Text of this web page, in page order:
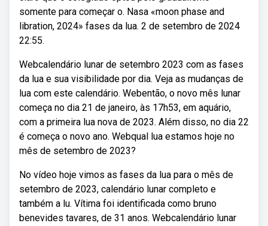
somente para começar o. Nasa «moon phase and
libration, 2024» fases da lua. 2 de setembro de 2024
22:55.
Webcalendário lunar de setembro 2023 com as fases
da lua e sua visibilidade por dia. Veja as mudanças de
lua com este calendário. Webentão, o novo mês lunar
começa no dia 21 de janeiro, às 17h53, em aquário,
com a primeira lua nova de 2023. Além disso, no dia 22
é começa o novo ano. Webqual lua estamos hoje no
mês de setembro de 2023?
No vídeo hoje vimos as fases da lua para o mês de
setembro de 2023, calendário lunar completo e
também a lu. Vítima foi identificada como bruno
benevides tavares, de 31 anos. Webcalendário lunar